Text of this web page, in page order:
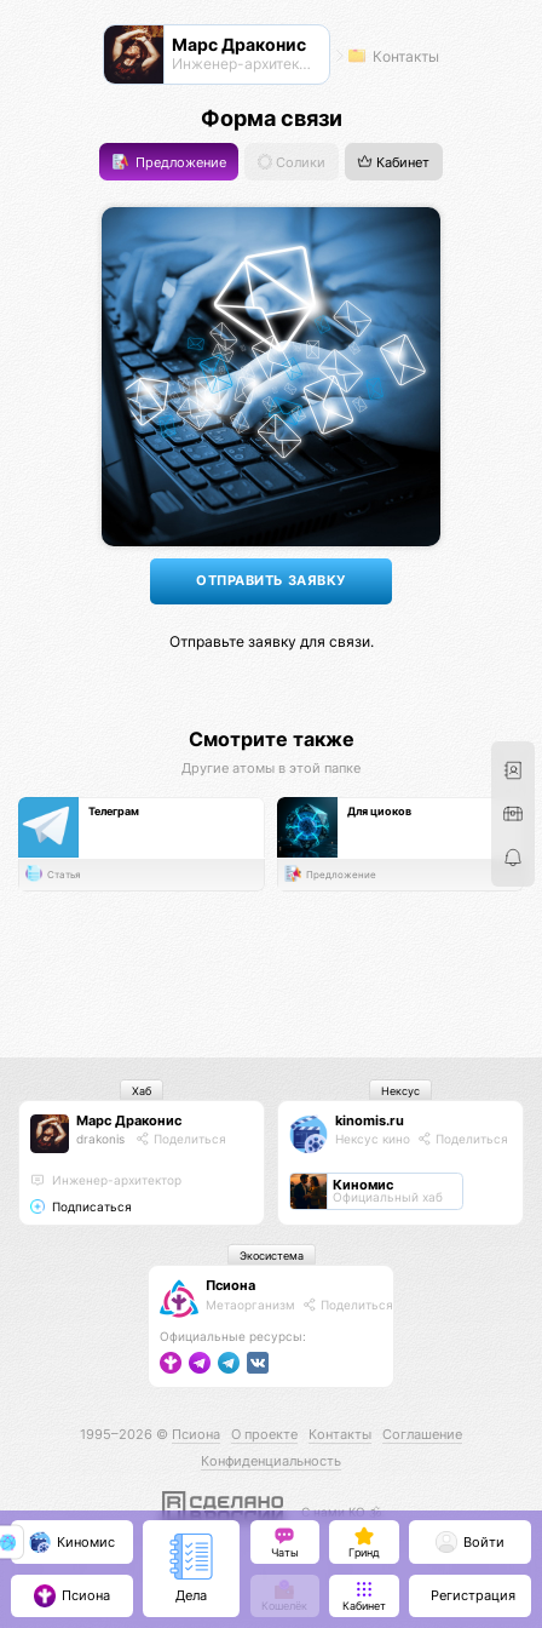
Марс Драконис
Инженер-архитектор Контакты
Форма связи
Предложение Солики Кабинет
Отправьте заявку для связи.
Смотрите также
Другие атомы в этой папке
Телеграм
Статья
Для циоков
Предложение
Марс Драконис
drakonis Поделиться
Инженер-архитектор
Подписаться
Хаб
kinomis.ru
Нексус кино Поделиться
Киномис
Официальный хаб
Нексус
Псиона
Метаорганизм Поделиться
Официальные ресурсы:
Экосистема
1995–2026 © Псиона О проекте Контакты
Соглашение
Конфиденциальность
С нами КО 🕉️
Киномис
Псиона Дела
Чаты Гринд
Кошелёк Кабинет
Войти
Регистрация